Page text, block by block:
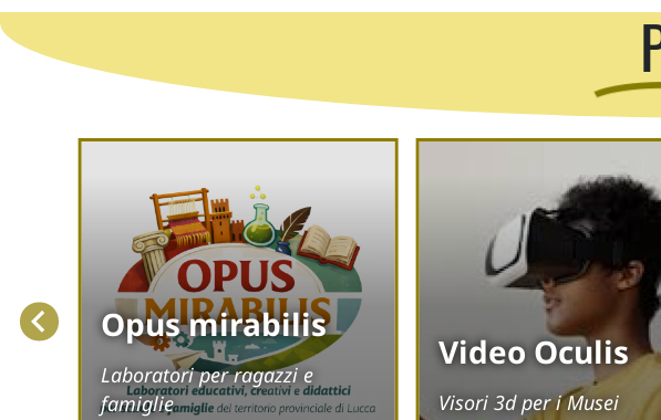
Opus mirabilis
Laboratori per ragazzi e
famiglie
Video Oculis
Visori 3d per i Musei